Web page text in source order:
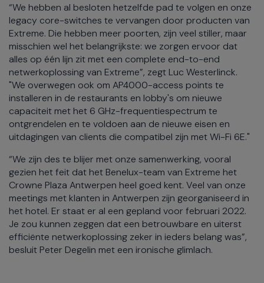
“We hebben al besloten hetzelfde pad te volgen en onze
legacy core-switches te vervangen door producten van
Extreme. Die hebben meer poorten, zijn veel stiller, maar
misschien wel het belangrijkste: we zorgen ervoor dat
alles op één lijn zit met een complete end-to-end
netwerkoplossing van Extreme”, zegt Luc Westerlinck.
"We overwegen ook om AP4000-access points te
installeren in de restaurants en lobby's om nieuwe
capaciteit met het 6 GHz-frequentiespectrum te
ontgrendelen en te voldoen aan de nieuwe eisen en
uitdagingen van clients die compatibel zijn met Wi-Fi 6E."
“We zijn des te blijer met onze samenwerking, vooral
gezien het feit dat het Benelux-team van Extreme het
Crowne Plaza Antwerpen heel goed kent. Veel van onze
meetings met klanten in Antwerpen zijn georganiseerd in
het hotel. Er staat er al een gepland voor februari 2022.
Je zou kunnen zeggen dat een betrouwbare en uiterst
efficiënte netwerkoplossing zeker in ieders belang was”,
besluit Peter Degelin met een ironische glimlach.